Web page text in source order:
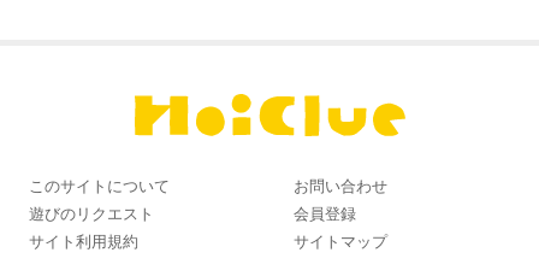
このサイトについて
お問い合わせ
遊びのリクエスト
会員登録
サイト利用規約
サイトマップ